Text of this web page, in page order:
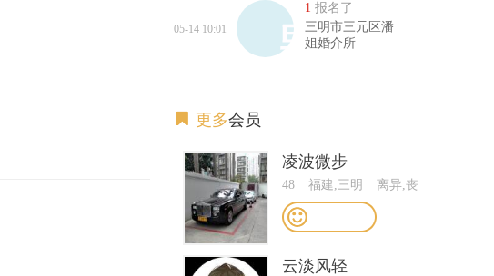
05-14 10:01
1 报名了
三明市三元区潘
姐婚介所
更多会员
凌波微步
48 福建,三明
离异,丧
偶,短婚
云淡风轻